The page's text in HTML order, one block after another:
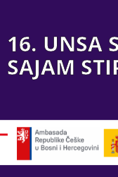
16. UNSA
SAJAM